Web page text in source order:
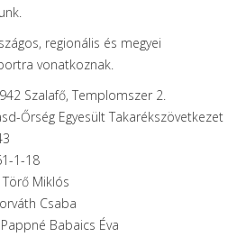
regionális és megyei
vonatkoznak.
Szalafő, Templomszer 2.
Őrség Egyesült Takarékszövetkezet
1-18
Miklós
Csaba
Babaics Éva